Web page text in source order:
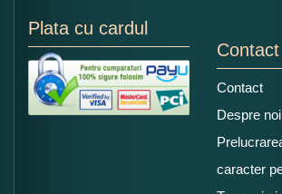
Plata cu cardul
Contact
Contact
Despre noi
caracter